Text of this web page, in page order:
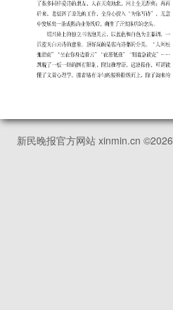
新民晚报官方网站 xinmin.cn ©2026